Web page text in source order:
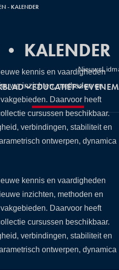
Utilities
Nieuws
EDUCATIEF
- KALENDER
• KALENDER
kennis en vaardigheden
inzichten, methoden en
Daarvoor heeft
cursussen beschikbaar.
verbindingen, stabiliteit en
ontwerpen, dynamica
kennis en vaardigheden
inzichten, methoden en
Daarvoor heeft
cursussen beschikbaar.
verbindingen, stabiliteit en
ontwerpen, dynamica